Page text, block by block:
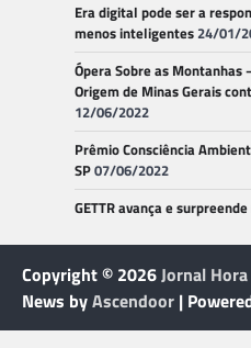
Era digital pode ser a
menos inteligentes24/01/
Ópera Sobre as Montanhas
Origem de Minas Gerais
12/06/2022
Prêmio Consciência
SP07/06/2022
GETTR avança e
Copyright © 2026Jornal
News byAscendoor |